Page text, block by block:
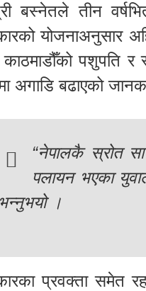
बस्नेतले तीन
योजनाअनुसार
काठमाडौँको पशुपति र
अगाडि बढाएको
“नेपालकै स्रोत
पलायन भएका
भन्नुभयो ।
प्रवक्ता समेत